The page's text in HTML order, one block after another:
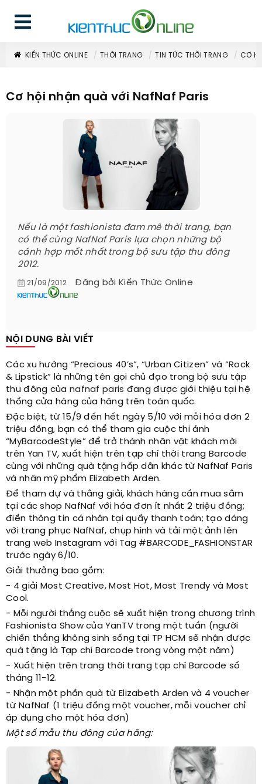
KIẾN THỨC ONLINE THỜI TRANG TIN TỨC THỜI TRANG CƠ
Cơ hội nhận quà với NafNaf Paris
Nếu là một fashionista đam mê thời trang, bạn
có thể cùng NafNaf Paris lựa chọn những bộ
cánh hợp mốt nhất trong bộ sưu tập thu đông
2012.
21/09/2012 Đăng bởi Kiến Thức Online
NỘI DUNG BÀI VIẾT
Các xu hướng “Precious 40’s”, “Urban Citizen” và “Rock
& Lipstick” là những tên gọi chủ đạo trong bộ sưu tập
thu đông của nafnaf paris đang được giới thiệu tại hệ
thống cửa hàng của hãng trên toàn quốc.
Đặc biệt, từ 15/9 đến hết ngày 5/10 với mỗi hóa đơn 2
triệu đồng, bạn có thể tham gia cuộc thi ảnh
“MyBarcodeStyle” để trở thành nhân vật khách mời
trên Yan TV, xuất hiện trên tạp chí thời trang Barcode
cùng với những quà tặng hấp dẫn khác từ NafNaf Paris
và nhãn mỹ phẩm Elizabeth Arden.
Để tham dự và thắng giải, khách hàng cần mua sắm
tại các shop NafNaf với hóa đơn ít nhất 2 triệu đồng;
điền thông tin cá nhân tại quầy thanh toán; tạo dáng
với trang phục NafNaf, chụp hình và tải một ảnh lên
trang web Instagram với Tag #BARCODE_FASHIONSTAR
trước ngày 6/10.
Giải thưởng bao gồm:
- 4 giải Most Creative, Most Hot, Most Trendy và Most
Cool.
- Mỗi người thắng cuộc sẽ xuất hiện trong chương trình
Fashionista Show của YanTV trong một tuần (người
chiến thắng không sinh sống tại TP HCM sẽ nhận được
quà tặng là Tạp chí Barcode trong vòng một năm)
- Xuất hiện trên trang thời trang tạp chí Barcode số
tháng 11-12.
- Nhận một phần quà từ Elizabeth Arden và 4 voucher
từ NafNaf (1 triệu đồng một voucher, mỗi voucher chỉ
áp dụng cho một hóa đơn)
Một số mẫu thu đông của hãng: